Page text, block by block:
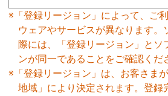
※「登録リージョン」によって、ご
ウェアやサービスが異なります。
際には、「登録リージョン」とソ
ンが同一であることをご確認くだ
※「登録リージョン」は、お客さま
地域」により決定されます。登録